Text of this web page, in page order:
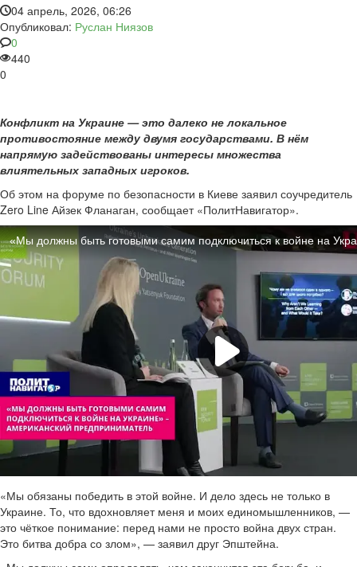
04 апрель, 2026, 06:26
Опубликовал: Руслан Ниязов
0
440
0
Конфликт на Украине — это далеко не локальное
противостояние между двумя государствами. В нём
напрямую задействованы интересы множества
влиятельных западных игроков.
Об этом на форуме по безопасности в Киеве заявил соучредитель
Zero Line Айзек Фланаган, сообщает «ПолитНавигатор».
«Мы обязаны победить в этой войне. И дело здесь не только в
Украине. То, что вдохновляет меня и моих единомышленников, —
это чёткое понимание: перед нами не просто война двух стран.
Это битва добра со злом», — заявил друг Эпштейна.